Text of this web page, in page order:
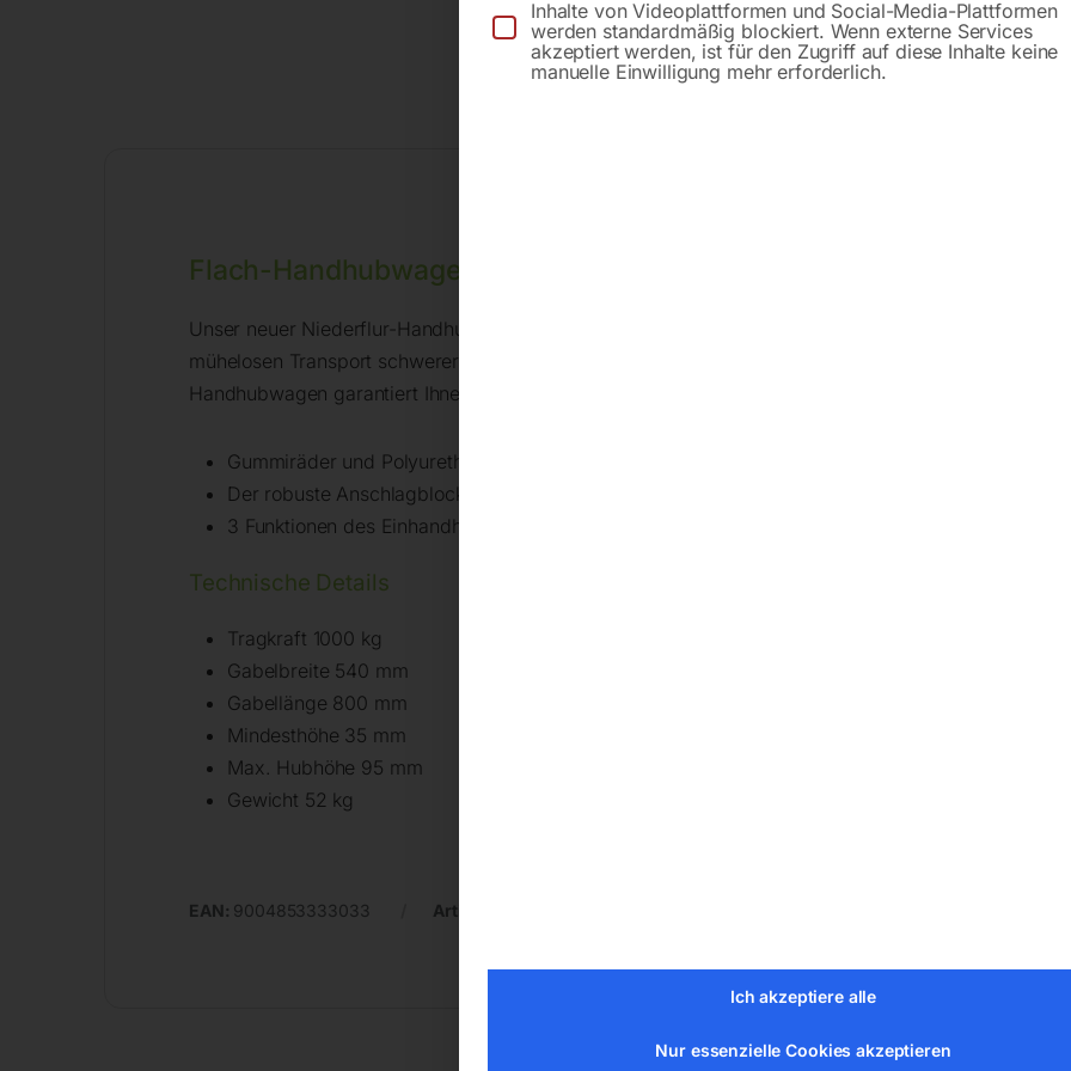
Flach-Handhubwagen HWN 1000
Unser neuer Niederflur-Handhubwagen bietet eine Tragkraft von 1.000 kg und eine minimale
mühelosen Transport schwerer Lasten mit sehr geringer Einfahrhöhe (nicht für Standard
Handhubwagen garantiert Ihnen einen sicheren Transport Ihrer Waren!
Gummiräder und Polyurethan-Tandemrollen sorgen für massive Lärmreduzierung beim Transport
Der robuste Anschlagblock an der Gabelspitze bewirkt einfaches Einfahren an Paletten
3 Funktionen des Einhandhebels: Heben – Fahren – Senken
Technische Details
Tragkraft 1000 kg
Gabelbreite 540 mm
Gabellänge 800 mm
Mindesthöhe 35 mm
Max. Hubhöhe 95 mm
Gewicht 52 kg
EAN: 9004853333033 Artikelnummer:
Inhalte von Videoplattformen und Social-Media-Plattformen
werden standardmäßig blockiert. Wenn externe Services
akzeptiert werden, ist für den Zugriff auf diese Inhalte keine
manuelle Einwilligung mehr erforderlich.
Ich akzeptiere alle
Nur essenzielle Cookies akzeptieren